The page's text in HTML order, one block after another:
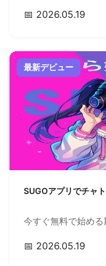
📅 2026.05.19
最新デビュー
SUGOアプリでチャ
今すぐ無料で始め
📅 2026.05.19